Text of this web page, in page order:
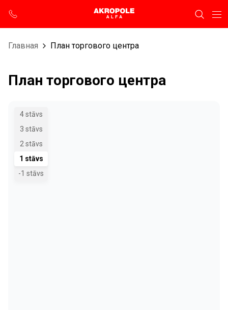
Главная План торгового центра
План торгового центра